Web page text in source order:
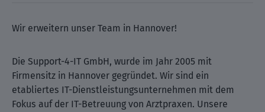
Wir erweitern unser Team in Hannover!
Die Support-4-IT GmbH, wurde im Jahr 2005 mit
Firmensitz in Hannover gegründet. Wir sind ein
etabliertes IT-Dienstleistungsunternehmen mit dem
Fokus auf der IT-Betreuung von Arztpraxen. Unsere